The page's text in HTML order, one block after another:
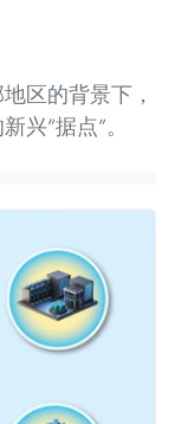
区的背景下，
兴“据点”。